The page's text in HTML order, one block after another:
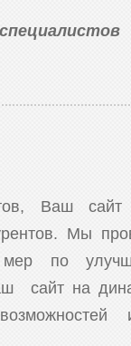
Ваш
Мы
по
сайт на